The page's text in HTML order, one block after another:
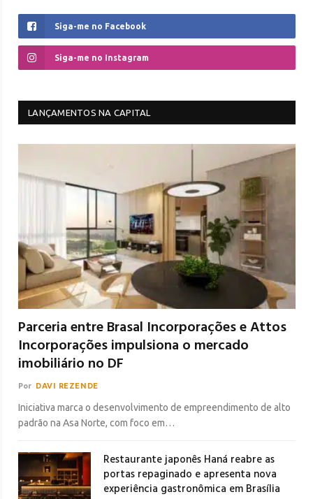
Siga-me no Facebook
Siga-me no Instagram
LANÇAMENTOS NA CAPITAL
Parceria entre Brasal Incorporações e Attos
Incorporações impulsiona o mercado
imobiliário no DF
Por DAVI REZENDE
Iniciativa marca o desenvolvimento de empreendimento de alto
padrão na Asa Norte, com foco em…
Restaurante japonês Haná reabre as
portas repaginado e apresenta nova
experiência gastronômica em Brasília